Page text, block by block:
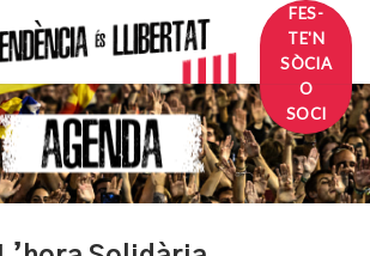
FES-
TE'N
SÒCIA
O
SOCI